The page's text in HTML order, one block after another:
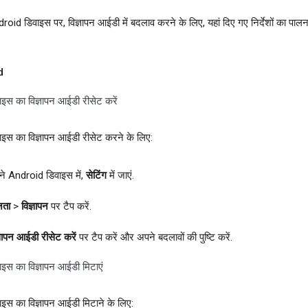
डिवाइस पर, विज्ञापन आईडी में बदलाव करने के लिए, यहां दिए गए निर्देशों का
का विज्ञापन आईडी रीसेट करें
का विज्ञापन आईडी रीसेट करने के लिए:
Android डिवाइस में,सेटिंगमें जाएं.
>विज्ञापनपर टैप करें.
आईडी रीसेट करेंपर टैप करें और अपने बदलावों की पुष्टि करें.
का विज्ञापन आईडी मिटाएं
का विज्ञापन आईडी मिटाने के लिए: